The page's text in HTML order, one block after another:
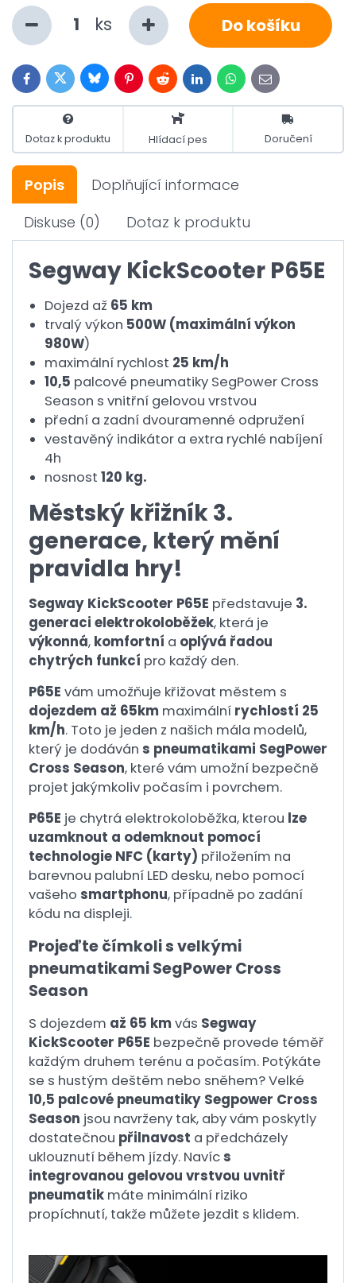
ks Do košíku
FacebookTwitterBlueskyPinterestRedditLinkedInWhatsApp
E-
mail
Dotaz k produktu Hlídací pes Doručení
Popis
Doplňující informace
Diskuse (0) Dotaz k produktu
Segway KickScooter P65E
Dojezd až 65 km
trvalý výkon 500W (maximální výkon
980W)
maximální rychlost 25 km/h
10,5 palcové pneumatiky SegPower Cross
Season s vnitřní gelovou vrstvou
přední a zadní dvouramenné odpružení
vestavěný indikátor a extra rychlé nabíjení
4h
nosnost 120 kg.
Městský křižník 3.
generace, který mění
pravidla hry!
Segway KickScooter P65E představuje 3.
generaci elektrokoloběžek, která je
výkonná, komfortní a oplývá řadou
chytrých funkcí pro každý den.
P65E vám umožňuje křižovat městem s
dojezdem až 65km maximální rychlostí 25
km/h. Toto je jeden z našich mála modelů,
který je dodáván s pneumatikami SegPower
Cross Season, které vám umožní bezpečně
projet jakýmkoliv počasím i povrchem.
P65E je chytrá elektrokoloběžka, kterou lze
uzamknout a odemknout pomocí
technologie NFC (karty) přiložením na
barevnou palubní LED desku, nebo pomocí
vašeho smartphonu, případně po zadání
kódu na displeji.
Projeďte čímkoli s velkými
pneumatikami SegPower Cross
Season
S dojezdem až 65 km vás Segway
KickScooter P65E bezpečně provede téměř
každým druhem terénu a počasím. Potýkáte
se s hustým deštěm nebo sněhem? Velké
10,5 palcové pneumatiky Segpower Cross
Season jsou navrženy tak, aby vám poskytly
dostatečnou přilnavost a předcházely
uklouznutí během jízdy. Navícs
integrovanou gelovou vrstvou uvnitř
pneumatik máte minimální riziko
propíchnutí, takže můžete jezdit s klidem.